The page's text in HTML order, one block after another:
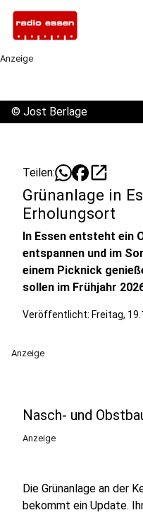
Anzeige
© Jost Berlage
Teilen: open_in_new
Grünanlage in
Erholungsort
In Essen entsteht ein
entspannen und im
einem Picknick
sollen im Frühjahr
Veröffentlicht: Freitag,
Anzeige
Nasch- und
Anzeige
Die Grünanlage an der
bekommt ein Update.